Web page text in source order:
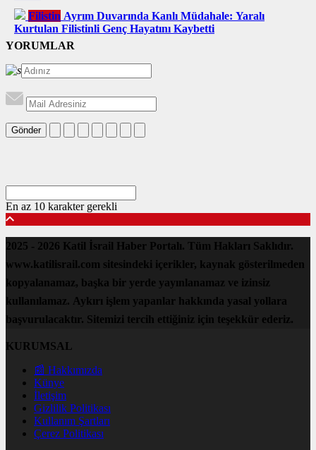
Filistin Ayrım Duvarında Kanlı Müdahale: Yaralı
Kurtulan Filistinli Genç Hayatını Kaybetti
YORUMLAR
Gönder
En az 10 karakter gerekli
2025 - 2026 Katil İsrail Haber Portalı. Tüm Hakları Saklıdır.
www.katilisrail.com sitesindeki içerikler, kaynak gösterilmeden
kopyalanamaz, başka bir yerde yayınlanamaz ve izinsiz
kullanılamaz. Aykırı işlem yapanlar hakkında yasal yollara
başvurulacaktır. Sitemizi tercih ettiğiniz için teşekkür ederiz.
KURUMSAL
📰 Hakkımızda
Künye
İletişim
Gizlilik Politikası
Kullanım Şartları
Çerez Politikası